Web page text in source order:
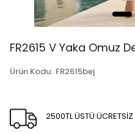
FR2615 V Yaka Omuz
Ürün Kodu: FR2615bej
2500TL ÜSTÜ